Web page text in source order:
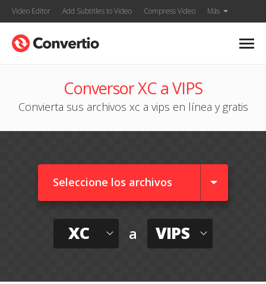
Video Editor Add Subtitles to Video Compress Video Más
Conversor XC a VIPS
Convierta sus archivos xc a vips en línea y gratis
Seleccione los archivos
XC a VIPS